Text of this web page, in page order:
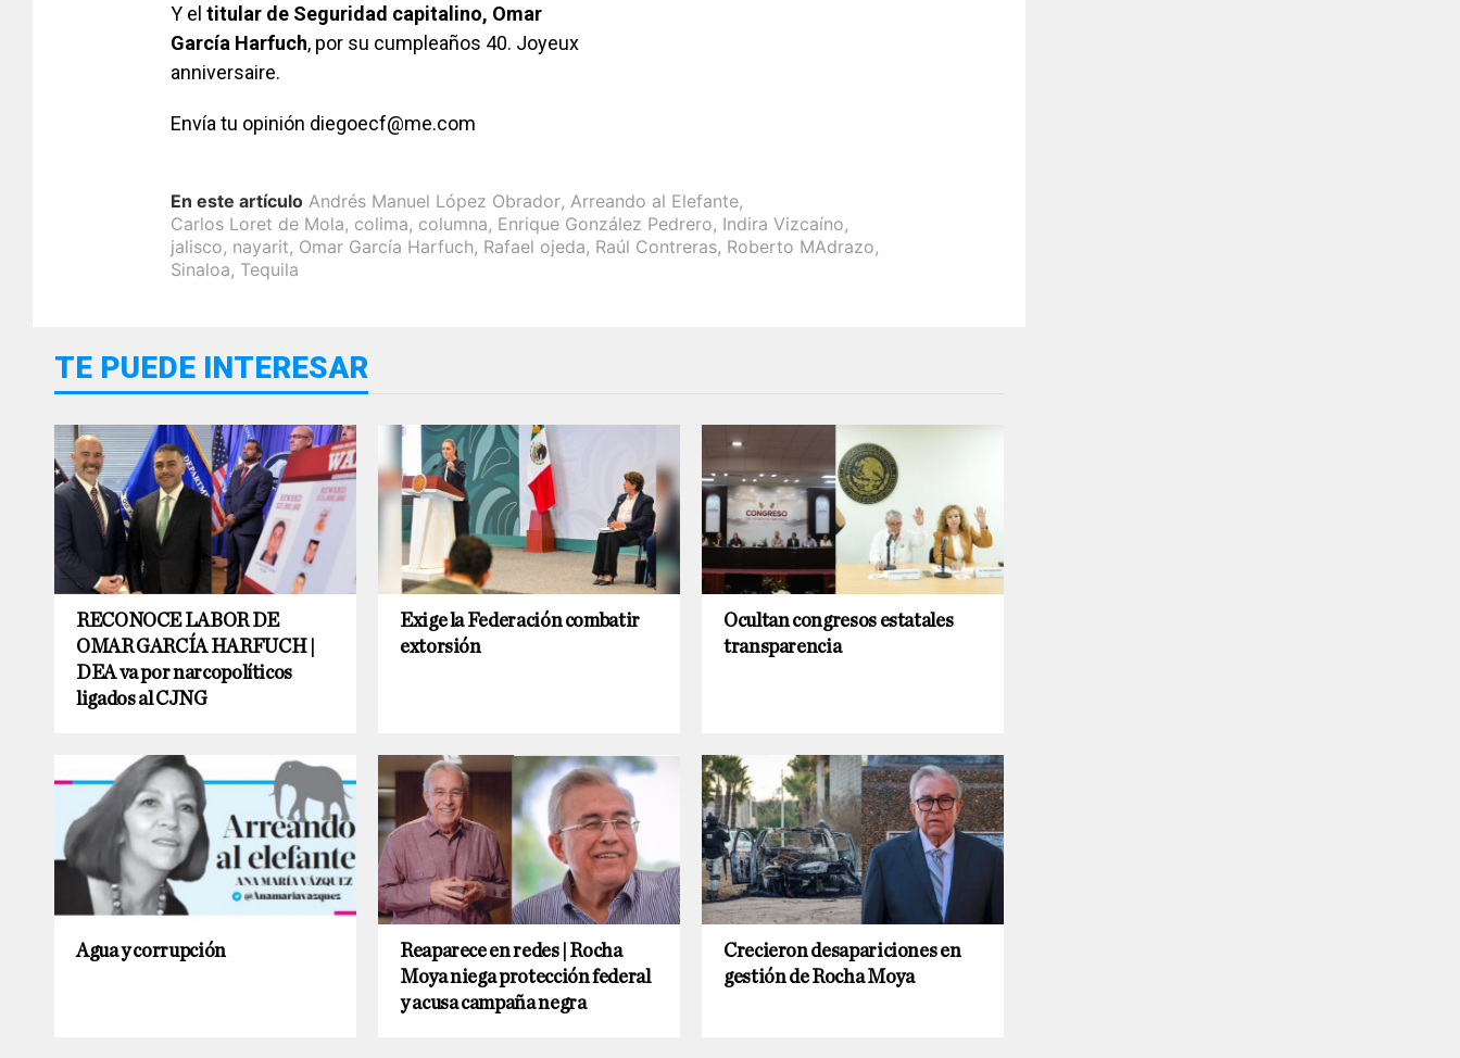
Y el titular de Seguridad capitalino, Omar
García Harfuch, por su cumpleaños 40. Joyeux
anniversaire.
Envía tu opinión diegoecf@me.com
En este artículo Andrés Manuel López Obrador, Arreando al Elefante,
Carlos Loret de Mola, colima, columna, Enrique González Pedrero, Indira Vizcaíno,
jalisco, nayarit, Omar García Harfuch, Rafael ojeda, Raúl Contreras, Roberto MAdrazo,
Sinaloa, Tequila
TE PUEDE INTERESAR
RECONOCE LABOR DE
OMAR GARCÍA HARFUCH |
DEA va por narcopolíticos
ligados al CJNG
Exige la Federación combatir
extorsión
Ocultan congresos estatales
transparencia
Agua y corrupción
Reaparece en redes | Rocha
Moya niega protección federal
y acusa campaña negra
Crecieron desapariciones en
gestión de Rocha Moya